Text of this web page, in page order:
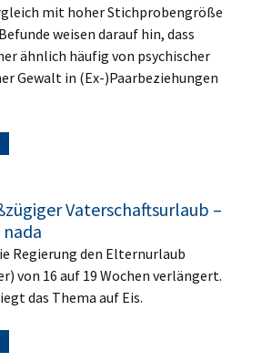
mit hoher Stichprobengröße
weisen darauf hin, dass
ähnlich häufig von psychischer
Gewalt in (Ex-)Paarbeziehungen
Vaterschaftsurlaub –
Regierung den Elternurlaub
von 16 auf 19 Wochen verlängert.
das Thema auf Eis.